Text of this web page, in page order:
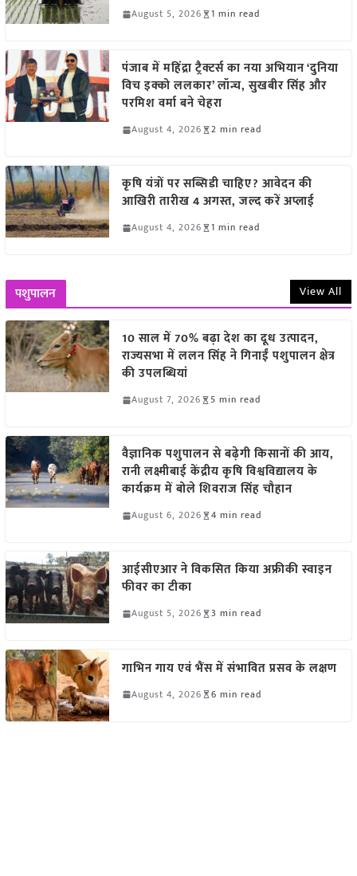
August 5, 2026 1 min read
पंजाब में महिंद्रा ट्रैक्टर्स का नया अभियान ‘दुनिया
विच इक्को ललकार’ लॉन्च, सुखबीर सिंह और
परमिश वर्मा बने चेहरा
August 4, 2026 2 min read
कृषि यंत्रों पर सब्सिडी चाहिए? आवेदन की
आखिरी तारीख 4 अगस्त, जल्द करें अप्लाई
August 4, 2026 1 min read
पशुपालन View All
10 साल में 70% बढ़ा देश का दूध उत्पादन,
राज्यसभा में ललन सिंह ने गिनाईं पशुपालन क्षेत्र
की उपलब्धियां
August 7, 2026 5 min read
वैज्ञानिक पशुपालन से बढ़ेगी किसानों की आय,
रानी लक्ष्मीबाई केंद्रीय कृषि विश्वविद्यालय के
कार्यक्रम में बोले शिवराज सिंह चौहान
August 6, 2026 4 min read
आईसीएआर ने विकसित किया अफ्रीकी स्वाइन
फीवर का टीका
August 5, 2026 3 min read
गाभिन गाय एवं भैंस में संभावित प्रसव के लक्षण
August 4, 2026 6 min read